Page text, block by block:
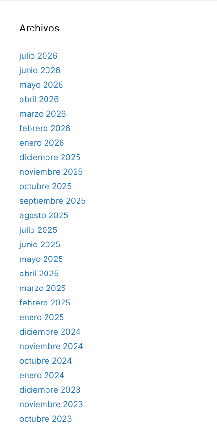
:
Archivos
julio 2026
junio 2026
mayo 2026
abril 2026
marzo 2026
febrero 2026
enero 2026
diciembre 2025
noviembre 2025
octubre 2025
septiembre 2025
agosto 2025
julio 2025
junio 2025
mayo 2025
abril 2025
marzo 2025
febrero 2025
enero 2025
diciembre 2024
noviembre 2024
octubre 2024
enero 2024
diciembre 2023
noviembre 2023
octubre 2023